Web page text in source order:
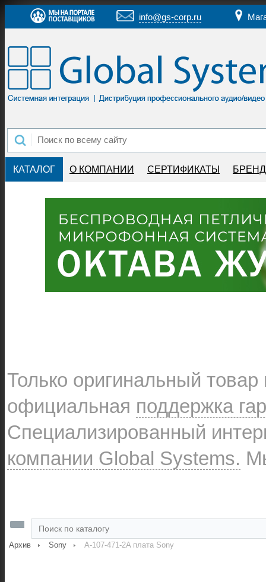
info@gs-corp.ru
КАТАЛОГ О КОМПАНИИ СЕРТИФИКАТЫ
Только оригинальный
официальная поддержка
Специализированный
компании Global Systems.
Архив Sony A-107-471-2A плата Sony